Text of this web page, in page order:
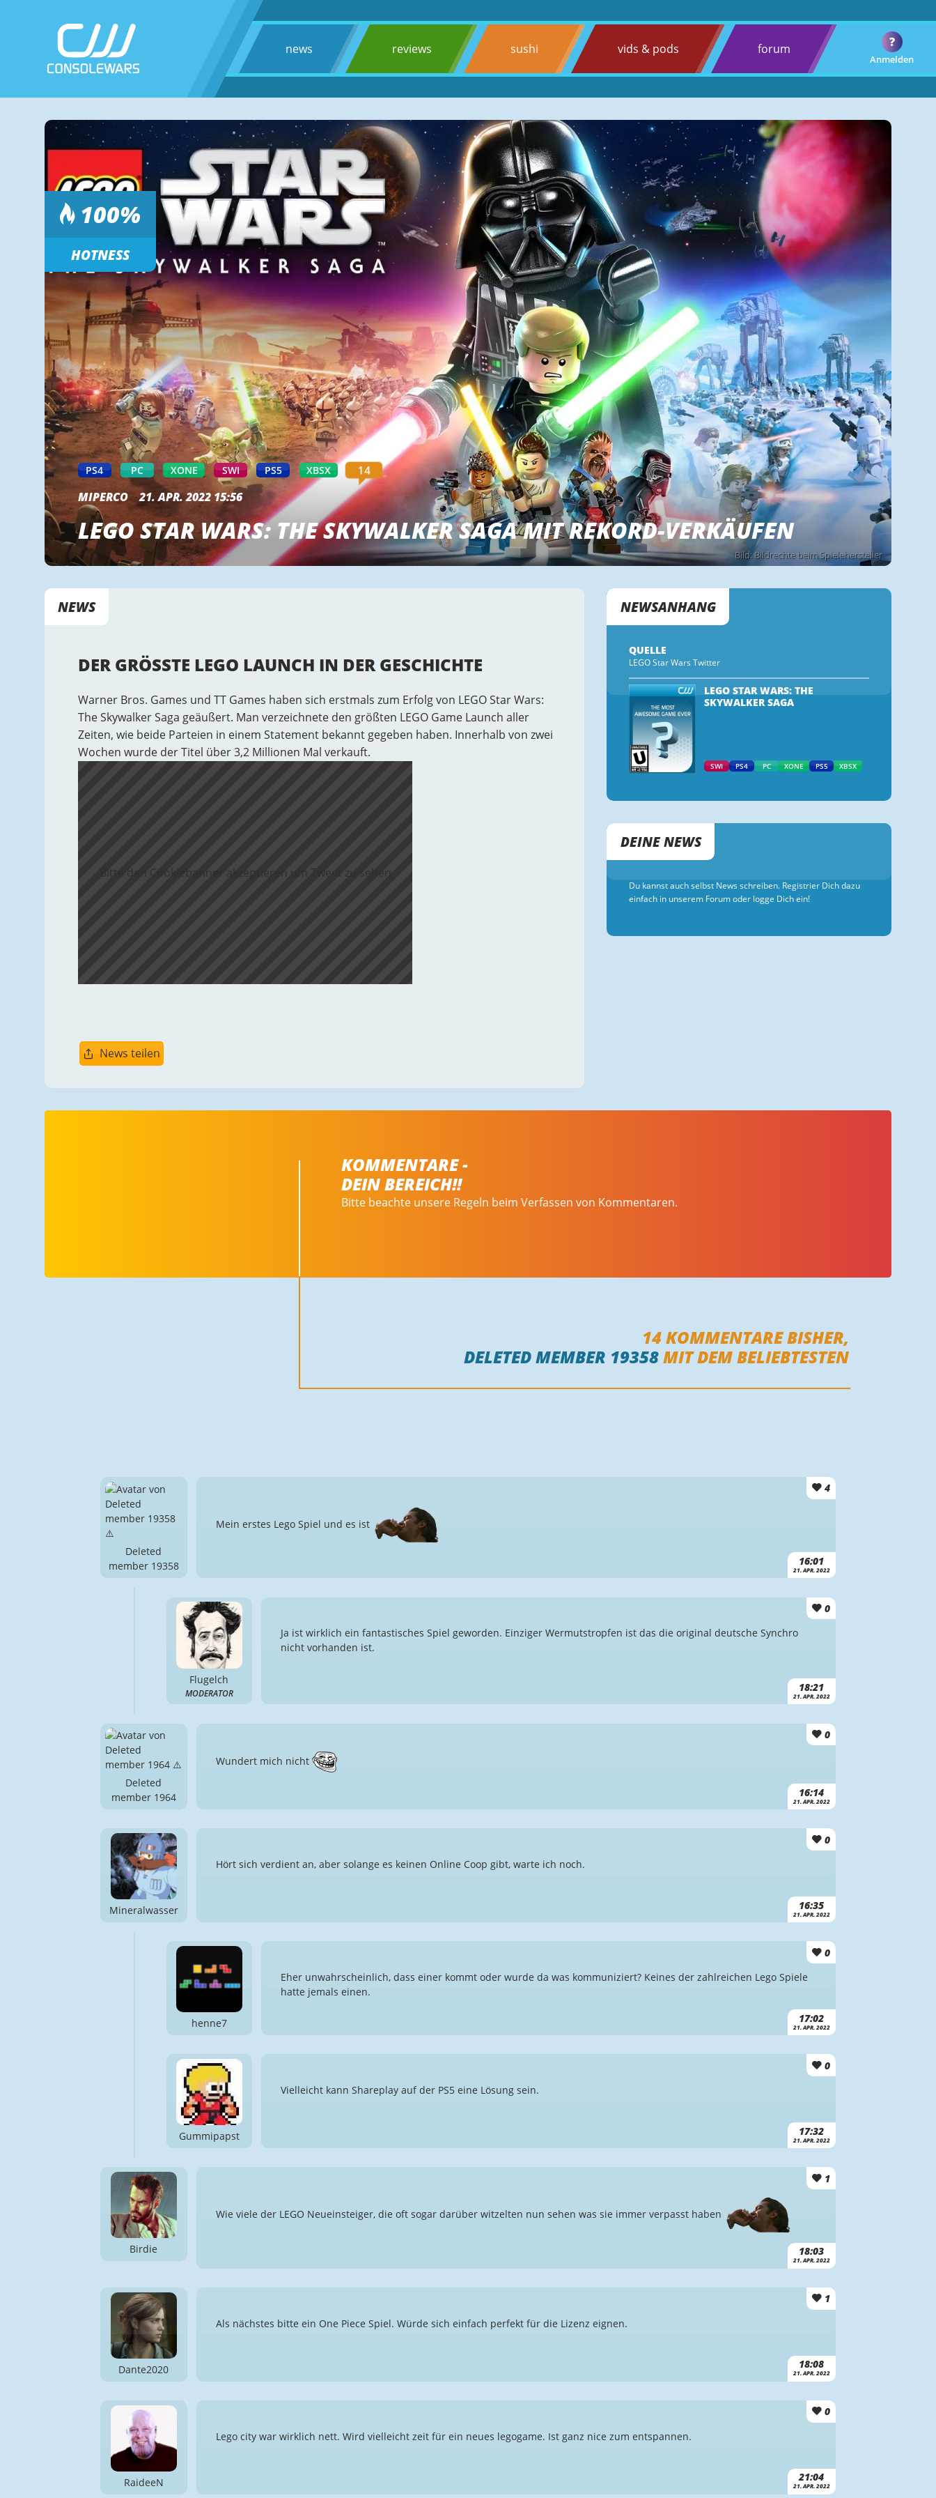
news reviews sushi vids & pods forum
Anmelden
?
Bild: Bildrechte beim Spielehersteller
100%
HOTNESS
PS4 PC XONE SWI PS5 XBSX 14
MIPERCO 21. APR. 2022 15:56
LEGO STAR WARS: THE SKYWALKER SAGA MIT REKORD-VERKÄUFEN
NEWS
DER GRÖSSTE LEGO LAUNCH IN DER GESCHICHTE
Warner Bros. Games und TT Games haben sich erstmals zum Erfolg von LEGO Star Wars:
The Skywalker Saga geäußert. Man verzeichnete den größten LEGO Game Launch aller
Zeiten, wie beide Parteien in einem Statement bekannt gegeben haben. Innerhalb von zwei
Wochen wurde der Titel über 3,2 Millionen Mal verkauft.
Bitte den Cookiebanner akzeptieren um Tweet zu sehen
News teilen
NEWSANHANG
QUELLE
LEGO Star Wars Twitter
LEGO STAR WARS: THE
SKYWALKER SAGA
SWI PS4 PC XONE PS5 XBSX
DEINE NEWS
Du kannst auch selbst News schreiben. Registrier Dich dazu
einfach in unserem Forum oder logge Dich ein!
KOMMENTARE -
DEIN BEREICH!!
Bitte beachte unsere Regeln beim Verfassen von Kommentaren.
14KOMMENTARE BISHER,
DELETED MEMBER 19358MIT DEM BELIEBTESTEN
Deleted
member 19358
4
16:01
21. APR. 2022
Mein erstes Lego Spiel und es ist
Flugelch
MODERATOR
0
18:21
21. APR. 2022
Ja ist wirklich ein fantastisches Spiel geworden. Einziger Wermutstropfen ist das die original deutsche Synchro
nicht vorhanden ist.
Deleted
member 1964
0
16:14
21. APR. 2022
Wundert mich nicht
Mineralwasser
0
16:35
21. APR. 2022
Hört sich verdient an, aber solange es keinen Online Coop gibt, warte ich noch.
henne7
0
17:02
21. APR. 2022
Eher unwahrscheinlich, dass einer kommt oder wurde da was kommuniziert? Keines der zahlreichen Lego Spiele
hatte jemals einen.
Gummipapst
0
17:32
21. APR. 2022
Vielleicht kann Shareplay auf der PS5 eine Lösung sein.
Birdie
1
18:03
21. APR. 2022
Wie viele der LEGO Neueinsteiger, die oft sogar darüber witzelten nun sehen was sie immer verpasst haben
Dante2020
1
18:08
21. APR. 2022
Als nächstes bitte ein One Piece Spiel. Würde sich einfach perfekt für die Lizenz eignen.
RaideeN
0
21:04
21. APR. 2022
Lego city war wirklich nett. Wird vielleicht zeit für ein neues legogame. Ist ganz nice zum entspannen.